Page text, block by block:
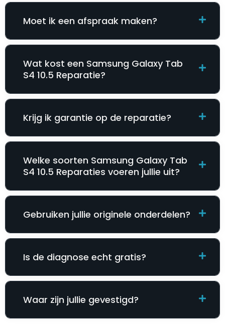
Moet ik een afspraak maken?
Wat kost een Samsung Galaxy Tab
S4 10.5 Reparatie​​​​?
Krijg ik garantie op de reparatie?
Welke soorten Samsung Galaxy Tab
S4 10.5 Reparatie​​​​s voeren jullie uit?
Gebruiken jullie originele onderdelen?
Is de diagnose echt gratis?
Waar zijn jullie gevestigd?